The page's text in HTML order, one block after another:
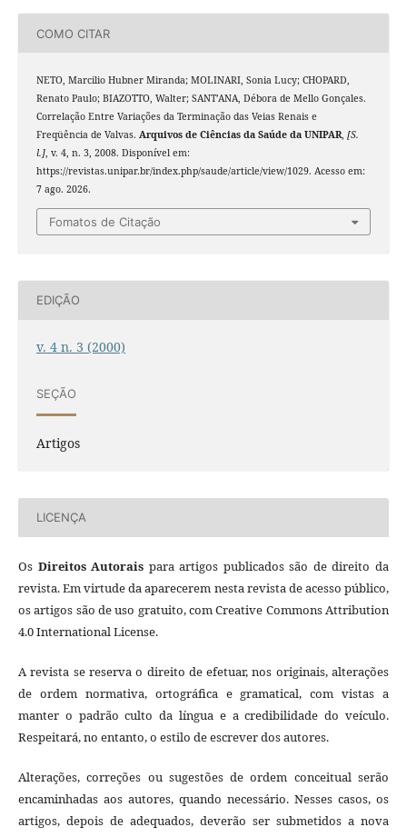
COMO CITAR
NETO, Marcilio Hubner Miranda; MOLINARI, Sonia Lucy; CHOPARD,
Renato Paulo; BIAZOTTO, Walter; SANT’ANA, Débora de Mello Gonçales.
Correlação Entre Variações da Terminação das Veias Renais e
Freqüência de Valvas. Arquivos de Ciências da Saúde da UNIPAR, [S.
l.], v. 4, n. 3, 2008. Disponível em:
https://revistas.unipar.br/index.php/saude/article/view/1029. Acesso em:
7 ago. 2026.
Fomatos de Citação
EDIÇÃO
v. 4 n. 3 (2000)
SEÇÃO
Artigos
LICENÇA
Os Direitos Autorais para artigos publicados são de direito da
revista. Em virtude da aparecerem nesta revista de acesso público,
os artigos são de uso gratuito, com Creative Commons Attribution
4.0 International License.
A revista se reserva o direito de efetuar, nos originais, alterações
de ordem normativa, ortográfica e gramatical, com vistas a
manter o padrão culto da língua e a credibilidade do veículo.
Respeitará, no entanto, o estilo de escrever dos autores.
Alterações, correções ou sugestões de ordem conceitual serão
encaminhadas aos autores, quando necessário. Nesses casos, os
artigos, depois de adequados, deverão ser submetidos a nova